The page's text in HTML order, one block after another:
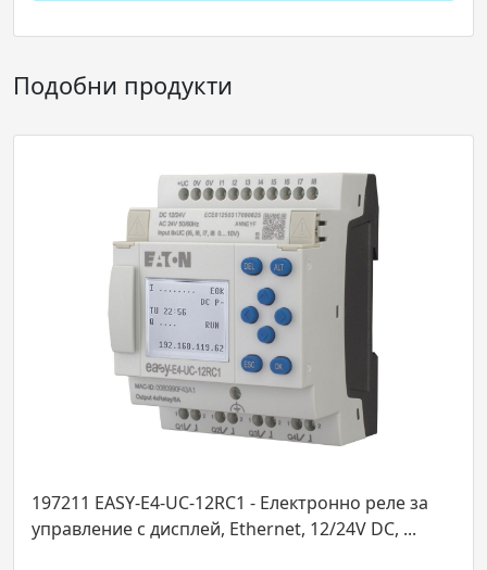
Подобни продукти
Електронно реле за
12/24V DC, ...
197215 EASY-E4-AC-12RC1 -
управление с дисплей,